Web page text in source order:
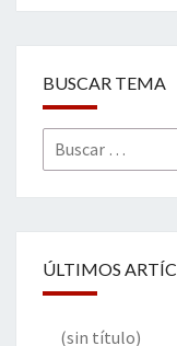
BUSCAR TEMA
Buscar
por:
ÚLTIMOS
(sin título)